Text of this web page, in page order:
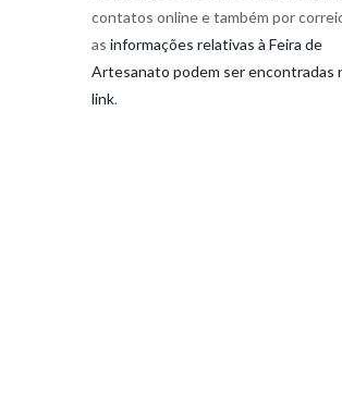
contatos online e também por
as informações relativas à Feira de
Artesanato podem ser encontradas
link.